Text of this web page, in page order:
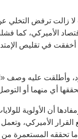
زالت ترفض التخلي
الأميركي،
في تقليص
وأطلقت عليه وصف
أي منهما أو
أن الأولوية
القرار الأميركي،
تحققه المستعمرة